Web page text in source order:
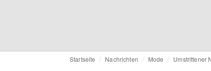
Startseite Nachrichten Mode Umstrittener